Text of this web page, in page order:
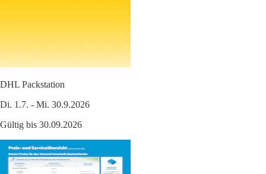
DHL Packstation
Di. 1.7. - Mi. 30.9.2026
Gültig bis 30.09.2026